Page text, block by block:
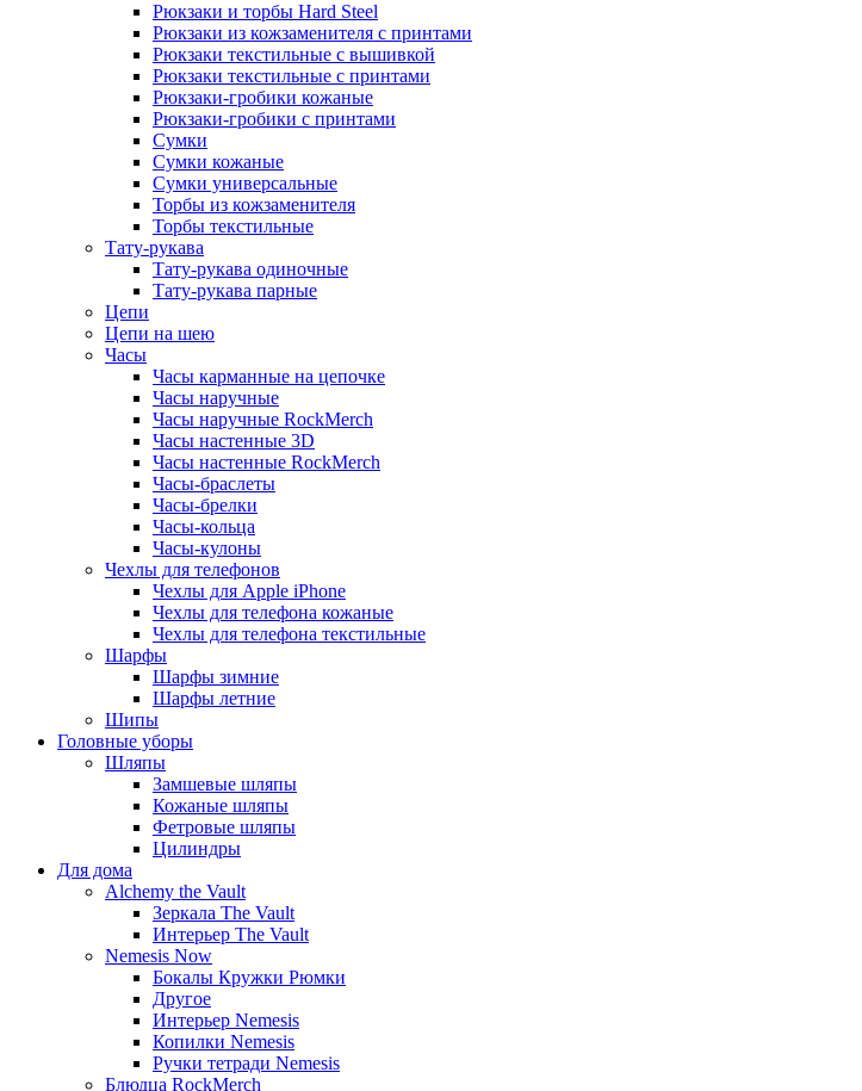
Рюкзаки и торбы Hard Steel
Рюкзаки из кожзаменителя с принтами
Рюкзаки текстильные с вышивкой
Рюкзаки текстильные с принтами
Рюкзаки-гробики кожаные
Рюкзаки-гробики с принтами
Сумки
Сумки кожаные
Сумки универсальные
Торбы из кожзаменителя
Торбы текстильные
Тату-рукава
Тату-рукава одиночные
Тату-рукава парные
Цепи
Цепи на шею
Часы
Часы карманные на цепочке
Часы наручные
Часы наручные RockMerch
Часы настенные 3D
Часы настенные RockMerch
Часы-браслеты
Часы-брелки
Часы-кольца
Часы-кулоны
Чехлы для телефонов
Чехлы для Apple iPhone
Чехлы для телефона кожаные
Чехлы для телефона текстильные
Шарфы
Шарфы зимние
Шарфы летние
Шипы
Головные уборы
Шляпы
Замшевые шляпы
Кожаные шляпы
Фетровые шляпы
Цилиндры
Для дома
Alchemy the Vault
Зеркала The Vault
Интерьер The Vault
Nemesis Now
Бокалы Кружки Рюмки
Другое
Интерьер Nemesis
Копилки Nemesis
Ручки тетради Nemesis
Блюдца RockMerch